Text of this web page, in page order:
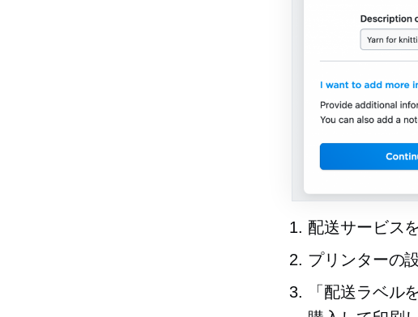
配送サービス
プリンターの
「配送ラベル